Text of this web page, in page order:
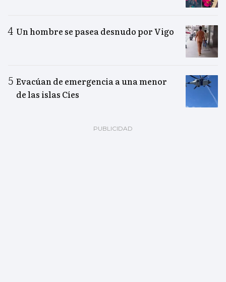
Un hombre se pasea desnudo por Vigo
Evacúan de emergencia a una menor
de las islas Cíes